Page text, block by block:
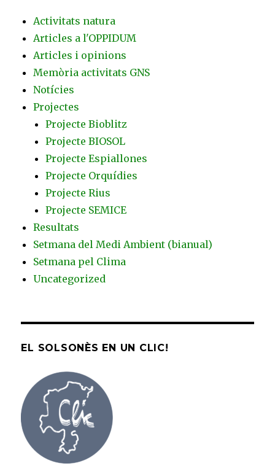
Activitats natura
Articles a l'OPPIDUM
Articles i opinions
Memòria activitats GNS
Notícies
Projectes
Projecte Bioblitz
Projecte BIOSOL
Projecte Espiallones
Projecte Orquídies
Projecte Rius
Projecte SEMICE
Resultats
Setmana del Medi Ambient (bianual)
Setmana pel Clima
Uncategorized
EL SOLSONÈS EN UN CLIC!